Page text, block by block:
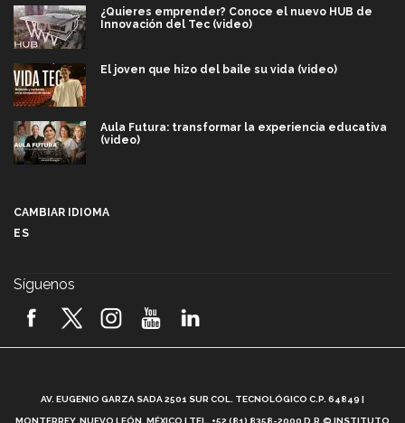
¿Quieres emprender? Conoce el nuevo HUB de
Innovación del Tec (video)
El joven que hizo del baile su vida (video)
Aula Futura: transformar la experiencia educativa
(video)
2026! (video)
¿Cómo es el Modelo Educativo Tec? (video)
CAMBIAR IDIOMA
ES
Síguenos
AV. EUGENIO GARZA SADA 2501 SUR COL. TECNOLÓGICO C.P. 64849 |